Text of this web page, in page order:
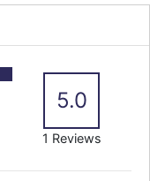
5.0
1 Reviews